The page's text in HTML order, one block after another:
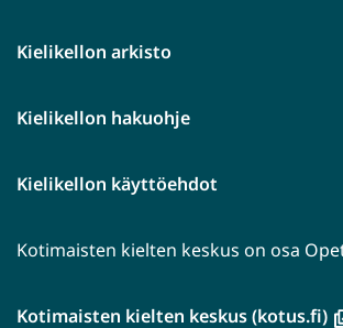
Kielikellon arkisto
Kielikellon hakuohje
Kielikellon käyttöehdot
Kotimaisten kielten keskus on osa
Kotimaisten kielten keskus (kotus.fi)